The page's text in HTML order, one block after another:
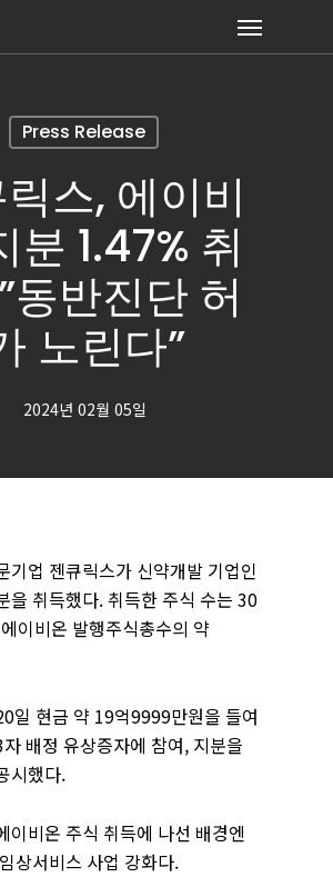
Menu
Press Release
스, 에이비
분 1.47% 취
동반진단 허
노린다”
2024년 02월 05일
기업 젠큐릭스가 신약개발 기업인
을 취득했다. 취득한 주식 수는 30
이비온 발행주식총수의 약
일 현금 약 19억9999만원을 들여
배정 유상증자에 참여, 지분을
시했다.
이비온 주식 취득에 나선 배경엔
상서비스 사업 강화다.